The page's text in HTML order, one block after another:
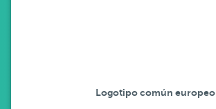
Logotipo común europeo